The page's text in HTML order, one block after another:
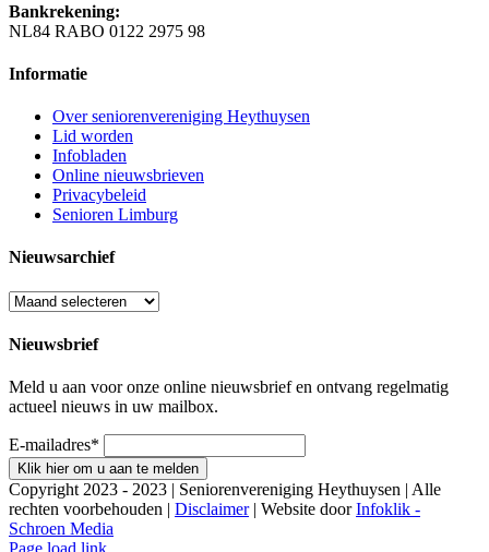
Bankrekening:
NL84 RABO 0122 2975 98
Informatie
Over seniorenvereniging Heythuysen
Lid worden
Infobladen
Online nieuwsbrieven
Privacybeleid
Senioren Limburg
Nieuwsarchief
Nieuwsarchief
Nieuwsbrief
Meld u aan voor onze online nieuwsbrief en ontvang regelmatig
actueel nieuws in uw mailbox.
E-mailadres*
Klik hier om u aan te melden
Copyright 2023 - 2023 | Seniorenvereniging Heythuysen | Alle
rechten voorbehouden | Disclaimer| Website doorInfoklik -
Schroen Media